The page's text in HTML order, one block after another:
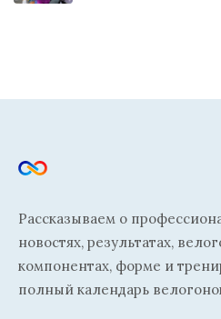
Рассказываем о
новостях, результатах,
компонентах, форме и
полный календарь